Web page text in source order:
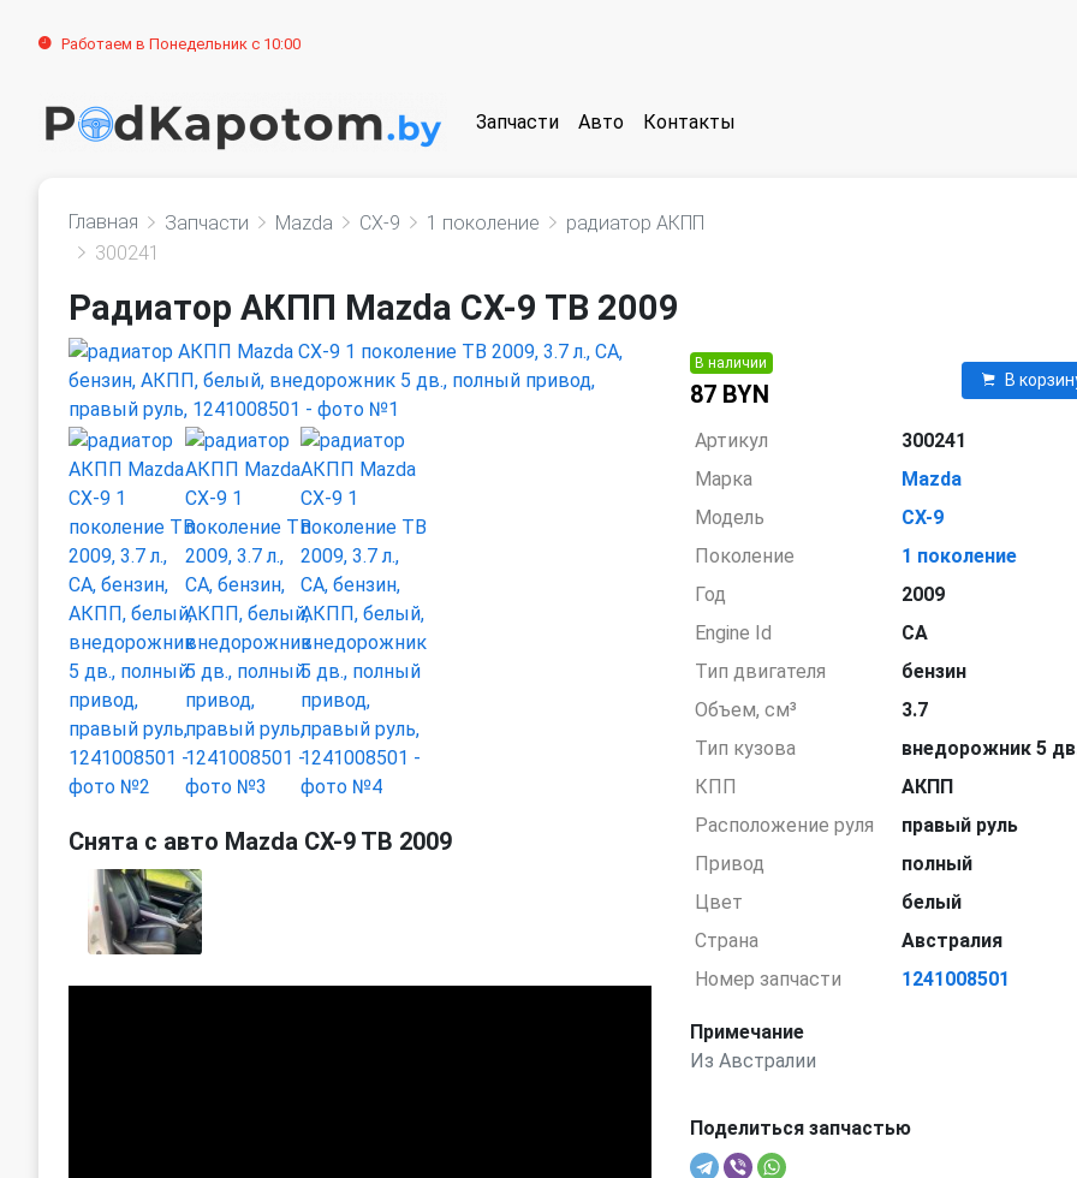
Работаем в Понедельник с 10:00
Запчасти Авто Контакты
Главная Запчасти Mazda CX-9 1 поколение
радиатор АКПП
300241
Радиатор АКПП Mazda CX-9 TB 2009
Снята с авто Mazda CX-9 TB 2009
В наличии
87 BYN
В
Артикул
300241
Марка
Mazda
Модель
CX-9
Поколение
1 поколение
Год
2009
Engine Id
CA
Тип двигателя
бензин
Объем, см³
3.7
Тип кузова
внедорожник 5
КПП
АКПП
Расположение руля
правый руль
Привод
полный
Цвет
белый
Страна
Австралия
Номер запчасти
1241008501
Примечание
Из Австралии
Поделиться запчастью